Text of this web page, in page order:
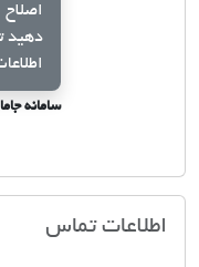
دهید
سامانه جاما
اطلاعات تماس